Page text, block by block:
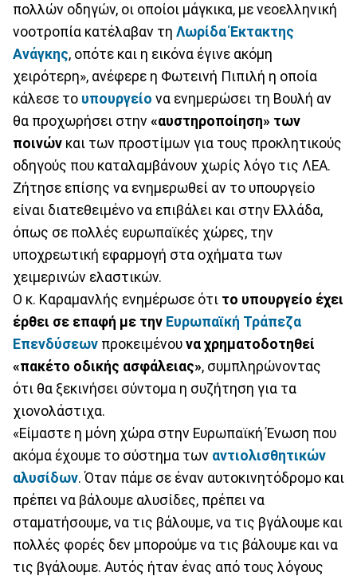
πολλών οδηγών, οι οποίοι μάγκικα, με νεοελληνική
νοοτροπία κατέλαβαν τη Λωρίδα Έκτακτης
Ανάγκης, οπότε και η εικόνα έγινε ακόμη
χειρότερη», ανέφερε η Φωτεινή Πιπιλή η οποία
κάλεσε το υπουργείο να ενημερώσει τη Βουλή αν
θα προχωρήσει στην «αυστηροποίηση» των
ποινών και των προστίμων για τους προκλητικούς
οδηγούς που καταλαμβάνουν χωρίς λόγο τις ΛΕΑ.
Ζήτησε επίσης να ενημερωθεί αν το υπουργείο
είναι διατεθειμένο να επιβάλει και στην Ελλάδα,
όπως σε πολλές ευρωπαϊκές χώρες, την
υποχρεωτική εφαρμογή στα οχήματα των
χειμερινών ελαστικών.
Ο κ. Καραμανλής ενημέρωσε ότι το υπουργείο έχει
έρθει σε επαφή με την Ευρωπαϊκή Τράπεζα
Επενδύσεων προκειμένου να χρηματοδοτηθεί
«πακέτο οδικής ασφάλειας», συμπληρώνοντας
ότι θα ξεκινήσει σύντομα η συζήτηση για τα
χιονολάστιχα.
«Είμαστε η μόνη χώρα στην Ευρωπαϊκή Ένωση που
ακόμα έχουμε το σύστημα των αντιολισθητικών
αλυσίδων. Όταν πάμε σε έναν αυτοκινητόδρομο και
πρέπει να βάλουμε αλυσίδες, πρέπει να
σταματήσουμε, να τις βάλουμε, να τις βγάλουμε και
πολλές φορές δεν μπορούμε να τις βάλουμε και να
τις βγάλουμε. Αυτός ήταν ένας από τους λόγους